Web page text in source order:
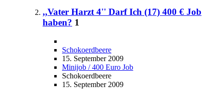
,,Vater Harzt 4'' Darf Ich (17) 400 € Job
haben? 1
Schokoerdbeere
15. September 2009
Minijob / 400 Euro Job
Schokoerdbeere
15. September 2009